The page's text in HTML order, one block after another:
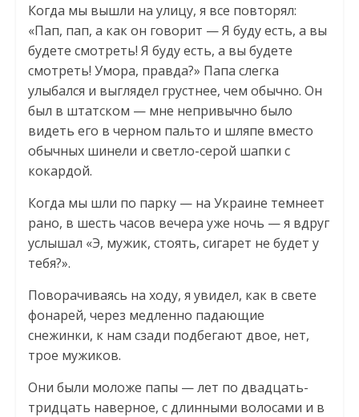
Когда мы вышли на улицу, я все повторял:
«Пап, пап, а как он говорит — Я буду есть, а вы
будете смотреть! Я буду есть, а вы будете
смотреть! Умора, правда?» Папа слегка
улыбался и выглядел грустнее, чем обычно. Он
был в штатском — мне непривычно было
видеть его в черном пальто и шляпе вместо
обычных шинели и светло-серой шапки с
кокардой.
Когда мы шли по парку — на Украине темнеет
рано, в шесть часов вечера уже ночь — я вдруг
услышал «Э, мужик, стоять, сигарет не будет у
тебя?».
Поворачиваясь на ходу, я увидел, как в свете
фонарей, через медленно падающие
снежинки, к нам сзади подбегают двое, нет,
трое мужиков.
Они были моложе папы — лет по двадцать-
тридцать наверное, с длинными волосами и в